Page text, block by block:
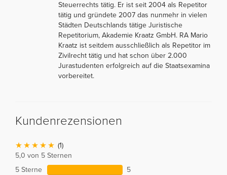
Steuerrechts tätig. Er ist seit 2004 als Repetitor
tätig und gründete 2007 das nunmehr in vielen
Städten Deutschlands tätige Juristische
Repetitorium, Akademie Kraatz GmbH. RA Mario
Kraatz ist seitdem ausschließlich als Repetitor im
Zivilrecht tätig und hat schon über 2.000
Jurastudenten erfolgreich auf die Staatsexamina
vorbereitet.
Kundenrezensionen
(1)
5,0 von 5 Sternen
5 Sterne
5